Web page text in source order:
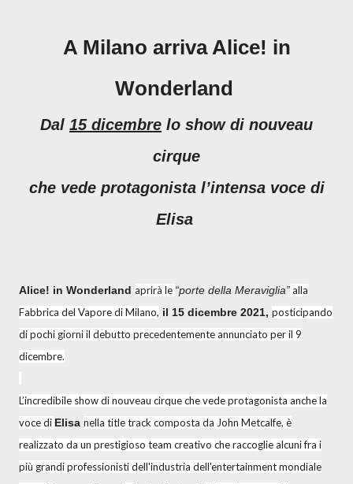
A Milano arriva Alice! in
Wonderland
Dal 15 dicembre lo show di nouveau
cirque
che vede protagonista l’intensa voce di
Elisa
Alice! in Wonderland aprirà le “porte della Meraviglia”alla
Fabbrica del Vapore di Milano, il 15 dicembre 2021, posticipando
di pochi giorni il debutto precedentemente annunciato per il 9
dicembre.
L’incredibile show di nouveau cirque che vede protagonista anche la
voce di Elisa nella title track composta da John Metcalfe, è
realizzato da un prestigioso team creativo che raccoglie alcuni fra i
più grandi professionisti dell'industria dell'entertainment mondiale